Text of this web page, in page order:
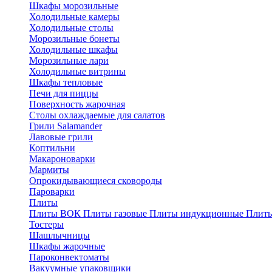
Шкафы морозильные
Холодильные камеры
Холодильные столы
Морозильные бонеты
Холодильные шкафы
Морозильные лари
Холодильные витрины
Шкафы тепловые
Печи для пиццы
Поверхность жарочная
Столы охлаждаемые для салатов
Грили Salamander
Лавовые грили
Коптильни
Макароноварки
Мармиты
Опрокидывающиеся сковороды
Пароварки
Плиты
Плиты ВОК Плиты газовые Плиты индукционные
Тостеры
Шашлычницы
Шкафы жарочные
Пароконвектоматы
Вакуумные упаковщики